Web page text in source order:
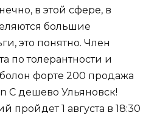
в этой сфере, в
большие
это понятно. Член
по толерантности и
форте 200 продажа
C дешево Ульяновск!
пройдет 1 августа в 18:30